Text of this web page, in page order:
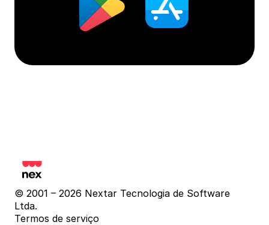
© 2001 – 2026 Nextar Tecnologia de Software
Ltda.
Termos de serviço